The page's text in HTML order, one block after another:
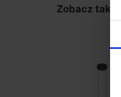
Zobacz także